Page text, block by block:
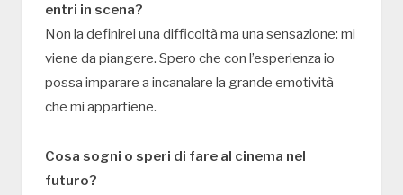
entri in scena?
Non la definirei una difficoltà ma una sensazione: mi
viene da piangere. Spero che con l’esperienza io
possa imparare a incanalare la grande emotività
che mi appartiene.
Cosa sogni o speri di fare al cinema nel
futuro?